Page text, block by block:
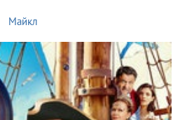
Майкл